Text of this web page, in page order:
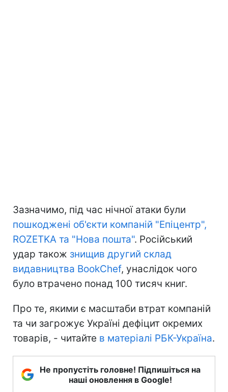
Зазначимо, під час нічної атаки були
пошкоджені об'єкти компаній "Епіцентр",
ROZETKA та "Нова пошта". Російський
удар також знищив другий склад
видавництва BookChef, унаслідок чого
було втрачено понад 100 тисяч книг.
Про те, якими є масштаби втрат компаній
та чи загрожує Україні дефіцит окремих
товарів, - читайте в матеріалі РБК-Україна.
Не пропустіть головне! Підпишіться на
наші оновлення в Google!